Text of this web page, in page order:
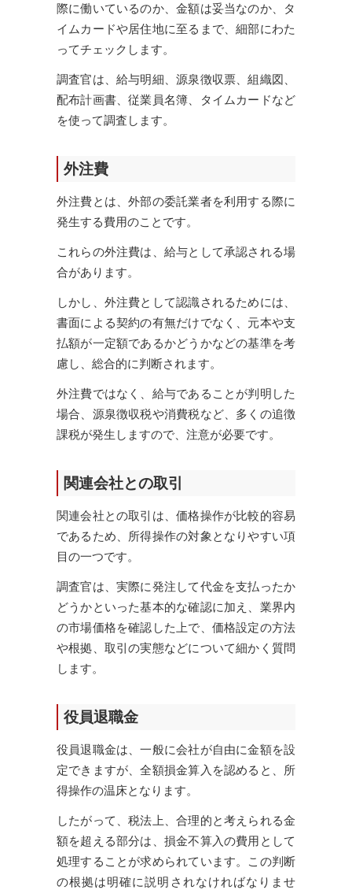
際に働いているのか、金額は妥当なのか、タ
イムカードや居住地に至るまで、細部にわた
ってチェックします。
調査官は、給与明細、源泉徴収票、組織図、
配布計画書、従業員名簿、タイムカードなど
を使って調査します。
外注費
外注費とは、外部の委託業者を利用する際に
発生する費用のことです。
これらの外注費は、給与として承認される場
合があります。
しかし、外注費として認識されるためには、
書面による契約の有無だけでなく、元本や支
払額が一定額であるかどうかなどの基準を考
慮し、総合的に判断されます。
外注費ではなく、給与であることが判明した
場合、源泉徴収税や消費税など、多くの追徴
課税が発生しますので、注意が必要です。
関連会社との取引
関連会社との取引は、価格操作が比較的容易
であるため、所得操作の対象となりやすい項
目の一つです。
調査官は、実際に発注して代金を支払ったか
どうかといった基本的な確認に加え、業界内
の市場価格を確認した上で、価格設定の方法
や根拠、取引の実態などについて細かく質問
します。
役員退職金
役員退職金は、一般に会社が自由に金額を設
定できますが、全額損金算入を認めると、所
得操作の温床となります。
したがって、税法上、合理的と考えられる金
額を超える部分は、損金不算入の費用として
処理することが求められています。この判断
の根拠は明確に説明されなければなりませ